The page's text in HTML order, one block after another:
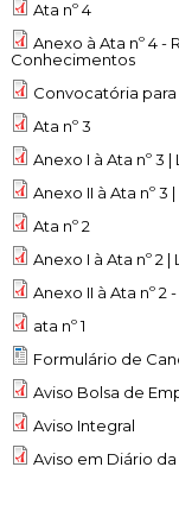
Ata nº 4
Anexo à Ata nº 4 -
Conhecimentos
Convocatória
Ata nº 3
Anexo I à Ata nº 3
Anexo II à Ata nº
Ata nº 2
Anexo I à Ata nº 2
Anexo II à Ata nº
ata nº 1
Formulário de
Aviso Bolsa de
Aviso Integral
Aviso em Diário